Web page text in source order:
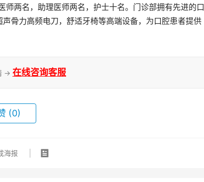
两名，助理医师两名，护士十名。门诊部拥有先进的口
骨力高频电刀，舒适牙椅等高端设备，为口腔患者提供
→ 在线咨询客服
(0)
海报